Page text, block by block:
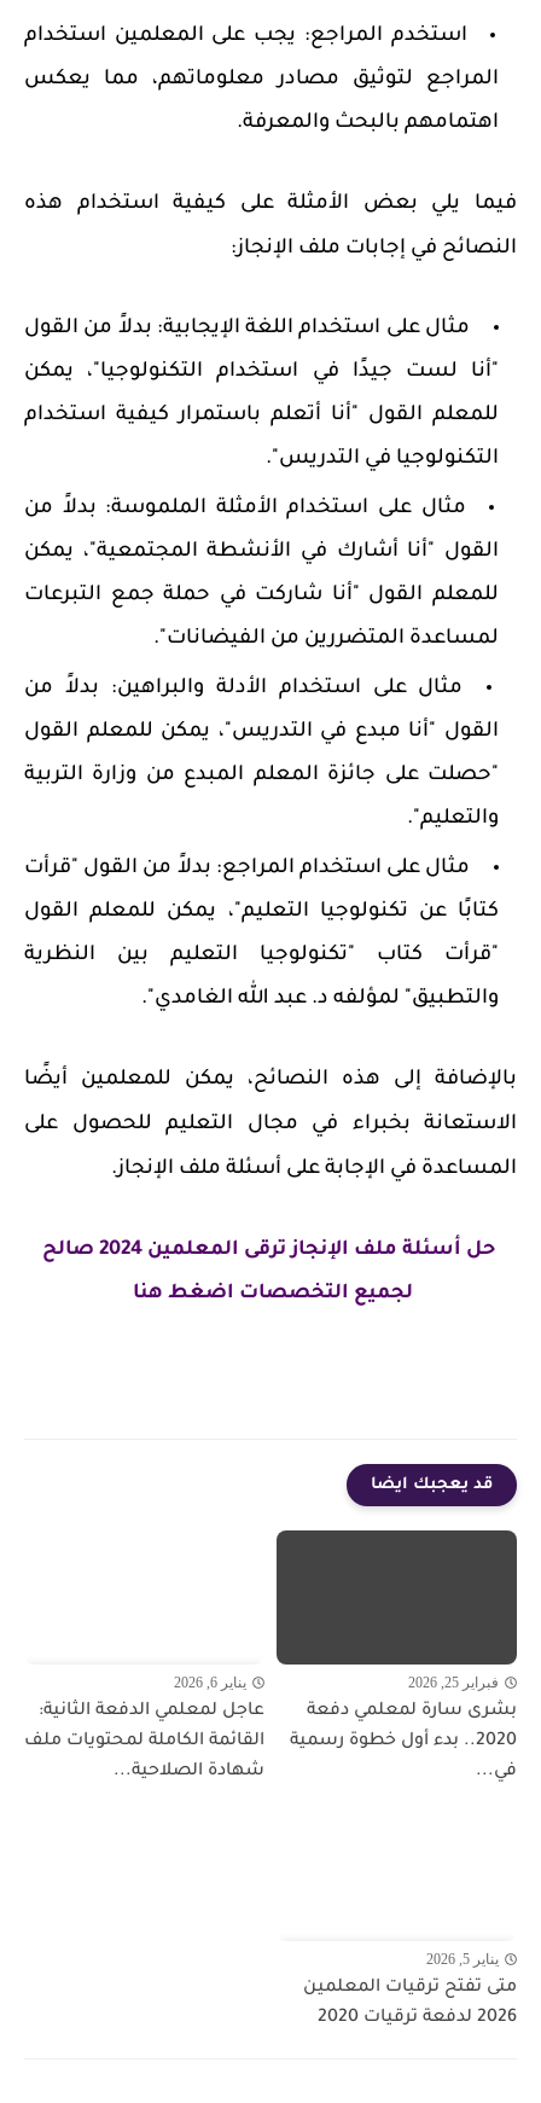
استخدم المراجع: يجب على المعلمين استخدام
المراجع لتوثيق مصادر معلوماتهم، مما يعكس
اهتمامهم بالبحث والمعرفة.
فيما يلي بعض الأمثلة على كيفية استخدام هذه
النصائح في إجابات ملف الإنجاز:
مثال على استخدام اللغة الإيجابية: بدلاً من القول
"أنا لست جيدًا في استخدام التكنولوجيا"، يمكن
للمعلم القول "أنا أتعلم باستمرار كيفية استخدام
التكنولوجيا في التدريس".
مثال على استخدام الأمثلة الملموسة: بدلاً من
القول "أنا أشارك في الأنشطة المجتمعية"، يمكن
للمعلم القول "أنا شاركت في حملة جمع التبرعات
لمساعدة المتضررين من الفيضانات".
مثال على استخدام الأدلة والبراهين: بدلاً من
القول "أنا مبدع في التدريس"، يمكن للمعلم القول
"حصلت على جائزة المعلم المبدع من وزارة التربية
والتعليم".
مثال على استخدام المراجع: بدلاً من القول "قرأت
كتابًا عن تكنولوجيا التعليم"، يمكن للمعلم القول
"قرأت كتاب "تكنولوجيا التعليم بين النظرية
والتطبيق" لمؤلفه د. عبد الله الغامدي".
بالإضافة إلى هذه النصائح، يمكن للمعلمين أيضًا
الاستعانة بخبراء في مجال التعليم للحصول على
المساعدة في الإجابة على أسئلة ملف الإنجاز.
حل أسئلة ملف الإنجاز ترقى المعلمين 2024 صالح
لجميع التخصصات اضغط هنا
قد يعجبك ايضا
فبراير 25, 2026
بشرى سارة لمعلمي دفعة
2020.. بدء أول خطوة رسمية
في...
يناير 6, 2026
عاجل لمعلمي الدفعة الثانية:
القائمة الكاملة لمحتويات ملف
شهادة الصلاحية...
يناير 5, 2026
متى تفتح ترقيات المعلمين
2026 لدفعة ترقيات 2020